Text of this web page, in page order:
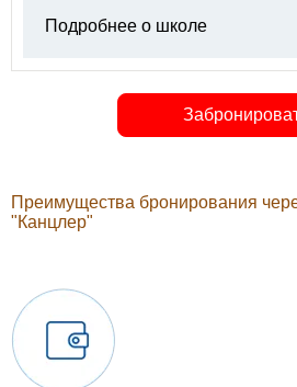
Подробнее о школе
Преимущества бронирования
"Канцлер"